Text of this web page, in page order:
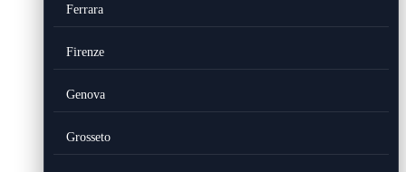
Ferrara
Firenze
Genova
Grosseto